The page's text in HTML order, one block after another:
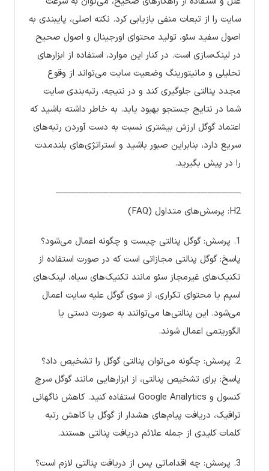
سایت را از تبعات منفی بازیابی کرد. نکته اصلی، پایبندی به
اصول سفید سئو، تولید محتوای اورجینال و اصول صحیح
در لینک‌سازی است. در کنار این موارد، استفاده از ابزارهای
تحلیلی و مانیتورینگ وضعیت سایت می‌تواند از وقوع
مجدد پنالتی جلوگیری کند و در نتیجه، رتبه‌بندی سایت
شما در نتایج جستجو بهبود یابد. به خاطر داشته باشید که
اعتماد گوگل ارزش بیشتری نسبت به دست آوردن رتبه‌های
سریع دارد، بنابراین صبور باشید و استراتژی‌های بلندمدت
را در پیش بگیرید.
────────────────────────────
H2: پرسش‌های متداول (FAQ)
1. پرسش: گوگل پنالتی چیست و چگونه اعمال می‌شود؟
پاسخ: گوگل پنالتی مجازاتی است که در صورت استفاده از
تکنیک‌های غیرمجاز سئو مانند تکنیک‌های سیاه، لینک‌های
اسپم یا محتوای تکراری، از سوی گوگل علیه سایت اعمال
می‌شود. این پنالتی‌ها می‌توانند به صورت دستی یا
الگوریتمی اعمال شوند.
2. پرسش: چگونه می‌توان پنالتی گوگل را تشخیص داد؟
پاسخ: برای تشخیص پنالتی، از ابزارهایی مانند گوگل سرچ
کنسول و Google Analytics استفاده کنید. کاهش ناگهانی
ترافیک، دریافت پیام‌های هشدار از گوگل یا کاهش رتبه
کلمات کلیدی از جمله علائم دریافت پنالتی هستند.
3. پرسش: چه اقداماتی پس از دریافت پنالتی لازم است؟